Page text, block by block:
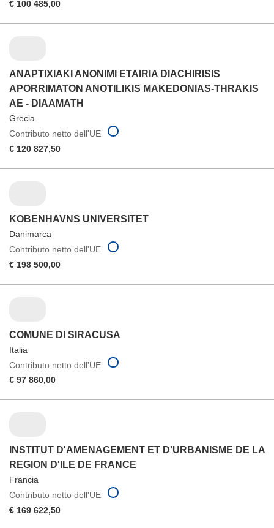
€ 100 485,00
ANAPTIXIAKI ANONIMI ETAIRIA DIACHIRISIS
APORRIMATON ANOTILIKIS MAKEDONIAS-THRAKIS
AE - DIAAMATH
Grecia
Contributo netto dell'UE
€ 120 827,50
KOBENHAVNS UNIVERSITET
Danimarca
Contributo netto dell'UE
€ 198 500,00
COMUNE DI SIRACUSA
Italia
Contributo netto dell'UE
€ 97 860,00
INSTITUT D'AMENAGEMENT ET D'URBANISME DE LA
REGION D'ILE DE FRANCE
Francia
Contributo netto dell'UE
€ 169 622,50